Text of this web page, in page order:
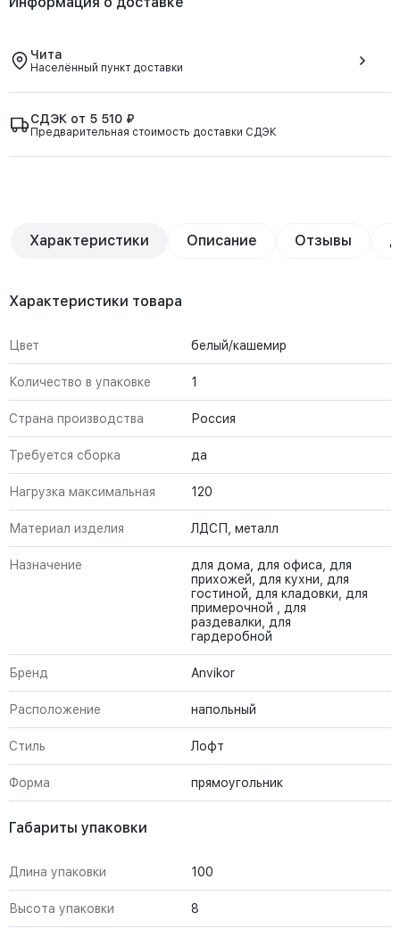
Чита
Населённый пункт доставки
СДЭК от 5 510 ₽
Предварительная стоимость доставки СДЭК
Характеристики Описание Отзывы
Характеристики товара
Цвет белый/кашемир
Количество в упаковке 1
Страна производства Россия
Требуется сборка да
Нагрузка максимальная 120
Материал изделия ЛДСП, металл
Назначение
для дома, для офиса, для
прихожей, для кухни, для
гостиной, для кладовки, для
примерочной , для
раздевалки, для
гардеробной
Бренд Anvikor
Расположение напольный
Стиль Лофт
Форма прямоугольник
Габариты упаковки
Длина упаковки 100
Высота упаковки 8